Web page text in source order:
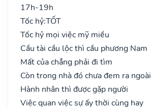
17h-19h
Tốc hỷ:TỐT
Tốc hỷ mọi việc mỹ miều
Cầu tài cầu lộc thì cầu phương Nam
Mất của chẳng phải đi tìm
Còn trong nhà đó chưa đem ra ngoài
Hành nhân thì được gặp người
Việc quan việc sự ấy thời cùng hay